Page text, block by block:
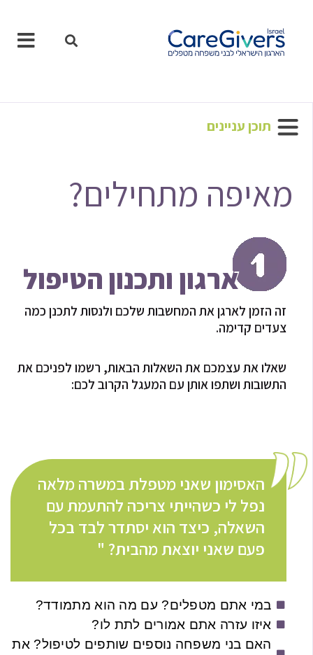
תוכן עניינים
מאיפה מתחילים?
ארגון ותכנון הטיפול
זה הזמן לארגן את המחשבות שלכם ולנסות לתכנן כמה
צעדים קדימה.
שאלו את עצמכם את השאלות הבאות, רשמו לפניכם את
התשובות ושתפו אותן עם המעגל הקרוב לכם:
האסימון שאני מטפלת במשרה מלאה
נפל לי כשהייתי צריכה להתעמת עם
השאלה, כיצד הוא יסתדר לבד בכל
פעם שאני יוצאת מהבית? "
במי אתם מטפלים? עם מה הוא מתמודד?
איזו עזרה אתם אמורים לתת לו?
האם בני משפחה נוספים שותפים לטיפול? את